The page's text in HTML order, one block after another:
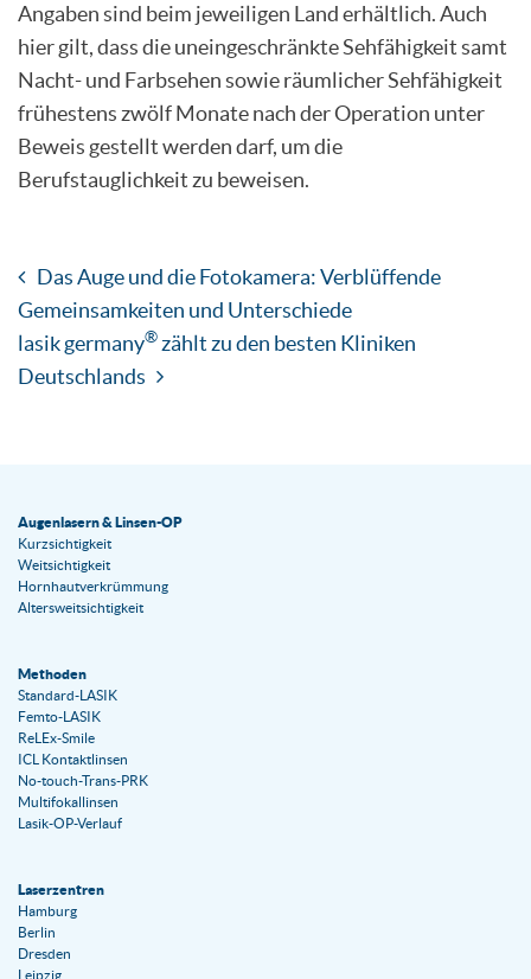
Angaben sind beim jeweiligen Land erhältlich. Auch
hier gilt, dass die uneingeschränkte Sehfähigkeit samt
Nacht- und Farbsehen sowie räumlicher Sehfähigkeit
frühestens zwölf Monate nach der Operation unter
Beweis gestellt werden darf, um die
Berufstauglichkeit zu beweisen.
Das Auge und die Fotokamera: Verblüffende
Gemeinsamkeiten und Unterschiede
lasik germany® zählt zu den besten Kliniken
Deutschlands
Augenlasern & Linsen-OP
Kurzsichtigkeit
Weitsichtigkeit
Hornhautverkrümmung
Altersweitsichtigkeit
Methoden
Standard-LASIK
Femto-LASIK
ReLEx-Smile
ICL Kontaktlinsen
No-touch-Trans-PRK
Multifokallinsen
Lasik-OP-Verlauf
Laserzentren
Hamburg
Berlin
Dresden
Leipzig